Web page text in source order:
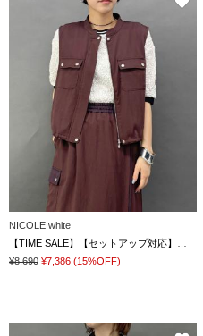
NICOLE white
¥8,690 ¥7,386 (15%OFF)